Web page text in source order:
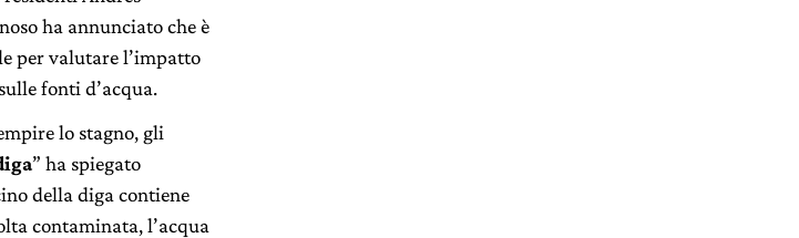
ha annunciato che è
per valutare l’impatto
fonti d’acqua.
lo stagno, gli
” ha spiegato
della diga contiene
contaminata, l’acqua